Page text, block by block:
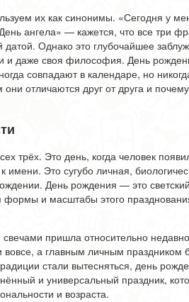
их как синонимы. «Сегодня у
ангела» — кажется, что все три
Однако это глубочайшее
и даже своя философия. День
совпадают в календаре, но
отличаются друг от друга и
трёх. Это день, когда человек
Это сугубо личная,
День рождения — это
формы и масштабы этого
пришла относительно
вовсе, а главным личным
стали вытесняться, день
и универсальный праздник,
и возраста.